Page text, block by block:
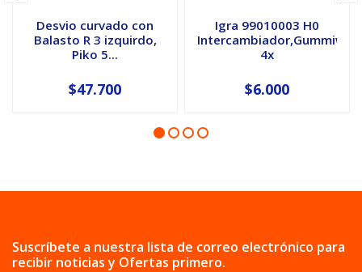
Desvio curvado con
Balasto R 3 izquirdo,
Piko 5...
$47.700
Igra 99010003 H0
4x
$6.000
Suscríbete a nuestra lista de correo electrónico para
recibir noticias y Ofertas primero.